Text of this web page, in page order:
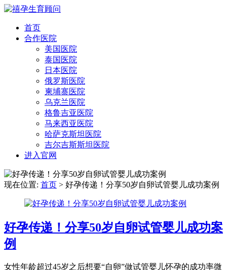
首页
合作医院
美国医院
泰国医院
日本医院
俄罗斯医院
柬埔寨医院
乌克兰医院
格鲁吉亚医院
马来西亚医院
哈萨克斯坦医院
吉尔吉斯斯坦医院
进入官网
现在位置: 首页 > 好孕传递！分享50岁自卵试管婴儿成功案例
好孕传递！分享50岁自卵试管婴儿成功案
例
女性年龄超过45岁之后想要“自卵”做试管婴儿怀孕的成功率微